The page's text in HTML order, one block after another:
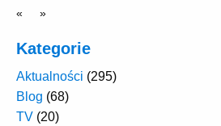
« »
Kategorie
Aktualności (295)
Blog (68)
TV (20)